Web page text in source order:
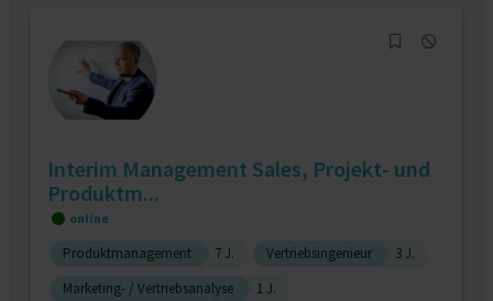
Interim Management Sales, Projekt- und
Produktm...
online
Produktmanagement 7 J. Vertriebsingenieur
3 J.
Marketing- / Vertriebsanalyse
1 J.